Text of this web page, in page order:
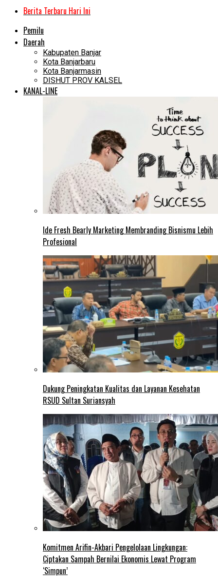
Berita Terbaru Hari Ini
Pemilu
Daerah
Kabupaten Banjar
Kota Banjarbaru
Kota Banjarmasin
DISHUT PROV KALSEL
KANAL-LINE
Ide Fresh Bearly Marketing Membranding Bisnismu Lebih
Profesional
Dukung Peningkatan Kualitas dan Layanan Kesehatan
RSUD Sultan Suriansyah
Komitmen Arifin-Akbari Pengelolaan Lingkungan:
Ciptakan Sampah Bernilai Ekonomis Lewat Program
‘Simpun’